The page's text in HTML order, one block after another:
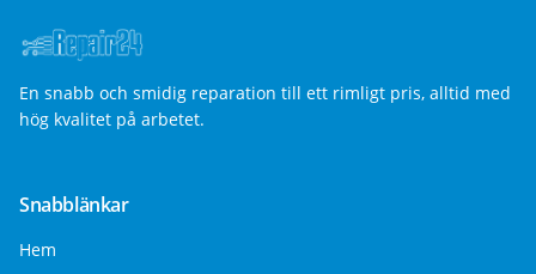
En snabb och smidig reparation till ett rimligt pris, alltid med
hög kvalitet på arbetet.
Snabblänkar
Hem